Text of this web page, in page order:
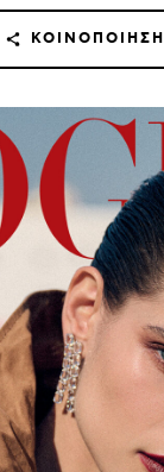
ΚΟΙΝΟΠΟΊΗΣΗ